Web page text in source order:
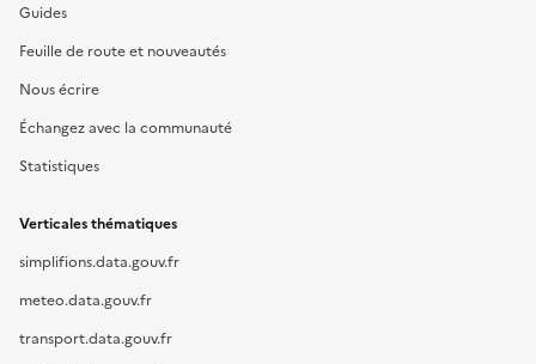
Guides
Feuille de route et nouveautés
Nous écrire
Échangez avec la communauté
Statistiques
Verticales thématiques
simplifions.data.gouv.fr
meteo.data.gouv.fr
transport.data.gouv.fr